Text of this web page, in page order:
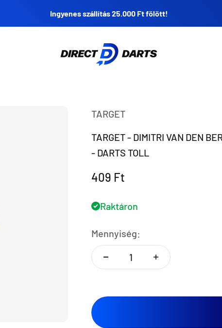
Ingyenes szállítás 25.000 Ft fölött!
Direct Darts
TARGET
TARGET - DIMITRI VAN DEN
- DARTS TOLL
Eladási ár
409 Ft
Raktáron
Mennyiség: